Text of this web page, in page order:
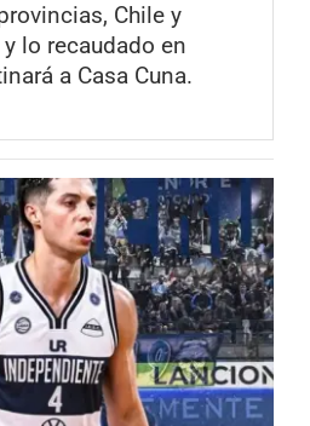
Chile y
lo recaudado en
a Casa Cuna.